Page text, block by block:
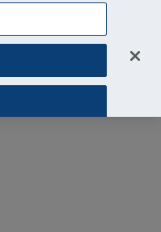
Accedi all'area riservata